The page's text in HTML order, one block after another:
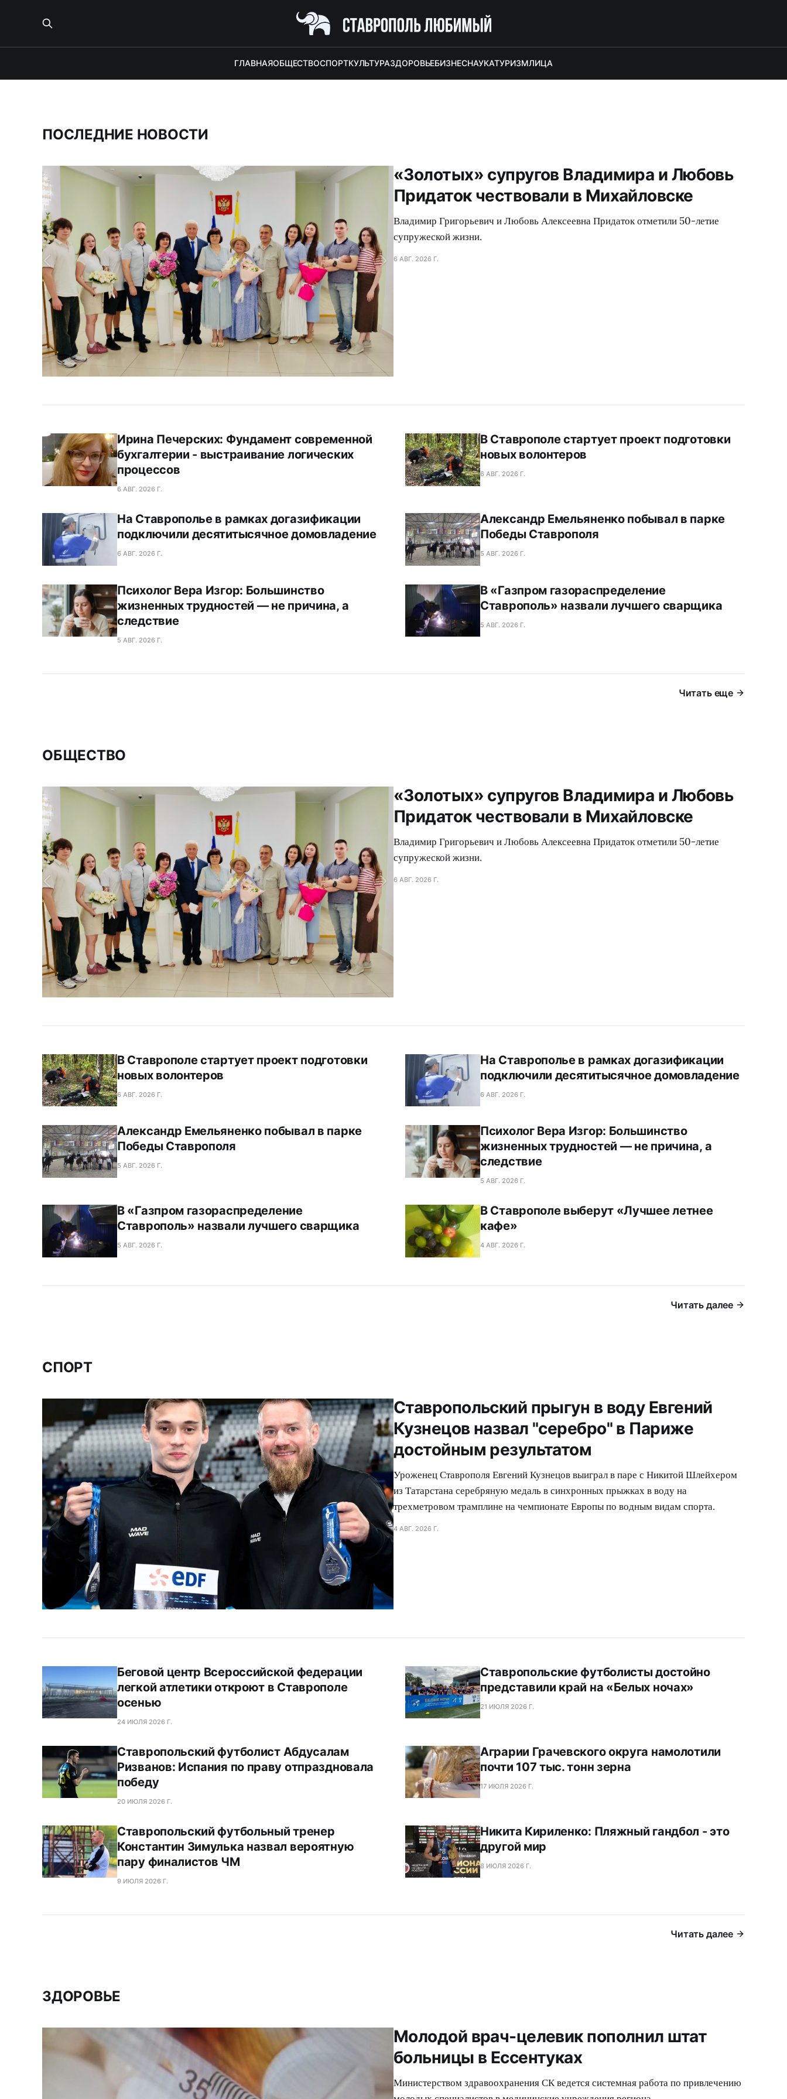
ГЛАВНАЯОБЩЕСТВОСПОРТКУЛЬТУРАЗДОРОВЬЕБИЗНЕСНАУКАТУРИЗМЛИЦА
ПОСЛЕДНИЕ НОВОСТИ
«Золотых» супругов Владимира и Любовь
Придаток чествовали в Михайловске
Владимир Григорьевич и Любовь Алексеевна Придаток отметили 50-летие
супружеской жизни.
6 АВГ. 2026 Г.
Ирина Печерских: Фундамент современной
бухгалтерии - выстраивание логических
процессов
6 АВГ. 2026 Г.
В Ставрополе стартует проект подготовки
новых волонтеров
6 АВГ. 2026 Г.
На Ставрополье в рамках догазификации
подключили десятитысячное домовладение
6 АВГ. 2026 Г.
Александр Емельяненко побывал в парке
Победы Ставрополя
5 АВГ. 2026 Г.
Психолог Вера Изгор: Большинство
жизненных трудностей — не причина, а
следствие
5 АВГ. 2026 Г.
В «Газпром газораспределение
Ставрополь» назвали лучшего сварщика
5 АВГ. 2026 Г.
Читать еще
ОБЩЕСТВО
«Золотых» супругов Владимира и Любовь
Придаток чествовали в Михайловске
Владимир Григорьевич и Любовь Алексеевна Придаток отметили 50-летие
супружеской жизни.
6 АВГ. 2026 Г.
В Ставрополе стартует проект подготовки
новых волонтеров
6 АВГ. 2026 Г.
На Ставрополье в рамках догазификации
подключили десятитысячное домовладение
6 АВГ. 2026 Г.
Александр Емельяненко побывал в парке
Победы Ставрополя
5 АВГ. 2026 Г.
Психолог Вера Изгор: Большинство
жизненных трудностей — не причина, а
следствие
5 АВГ. 2026 Г.
В «Газпром газораспределение
Ставрополь» назвали лучшего сварщика
5 АВГ. 2026 Г.
В Ставрополе выберут «Лучшее летнее
кафе»
4 АВГ. 2026 Г.
Читать далее
СПОРТ
Ставропольский прыгун в воду Евгений
Кузнецов назвал "серебро" в Париже
достойным результатом
Уроженец Ставрополя Евгений Кузнецов выиграл в паре с Никитой Шлейхером
из Татарстана серебряную медаль в синхронных прыжках в воду на
трехметровом трамплине на чемпионате Европы по водным видам спорта.
4 АВГ. 2026 Г.
Беговой центр Всероссийской федерации
легкой атлетики откроют в Ставрополе
осенью
24 ИЮЛЯ 2026 Г.
Ставропольские футболисты достойно
представили край на «Белых ночах»
21 ИЮЛЯ 2026 Г.
Ставропольский футболист Абдусалам
Ризванов: Испания по праву отпраздновала
победу
20 ИЮЛЯ 2026 Г.
Аграрии Грачевского округа намолотили
почти 107 тыс. тонн зерна
17 ИЮЛЯ 2026 Г.
Ставропольский футбольный тренер
Константин Зимулька назвал вероятную
пару финалистов ЧМ
9 ИЮЛЯ 2026 Г.
Никита Кириленко: Пляжный гандбол - это
другой мир
8 ИЮЛЯ 2026 Г.
Читать далее
ЗДОРОВЬЕ
Молодой врач-целевик пополнил штат
больницы в Ессентуках
Министерством здравоохранения СК ведется системная работа по привлечению